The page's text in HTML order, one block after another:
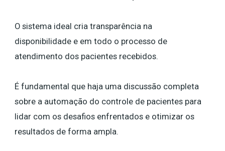
O sistema ideal cria transparência na
disponibilidade e em todo o processo de
atendimento dos pacientes recebidos.
É fundamental que haja uma discussão completa
sobre a automação do controle de pacientes para
lidar com os desafios enfrentados e otimizar os
resultados de forma ampla.